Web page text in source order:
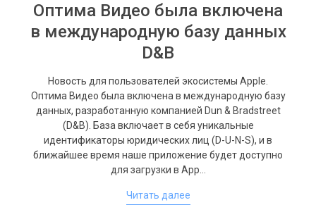
Оптима Видео была включена
в международную базу данных
D&B
Новость для пользователей экосистемы Apple.
Оптима Видео была включена в международную базу
данных, разработанную компанией Dun & Bradstreet
(D&B). База включает в себя уникальные
идентификаторы юридических лиц (D-U-N-S), и в
ближайшее время наше приложение будет доступно
для загрузки в App…
Читать далее